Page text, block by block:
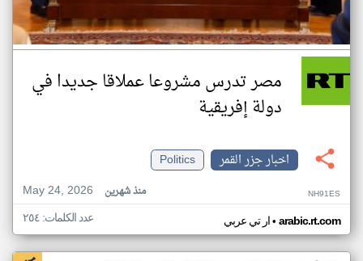
مصر تدرس مشروعا عملاقا جديدا في
دولة إفريقية
اخبار جزر القمر
Politics
May 24, 2026
منذ شهرين NH91ES
ار تي عربي• arabic.rt.com عدد الكلمات: ٢٥٤